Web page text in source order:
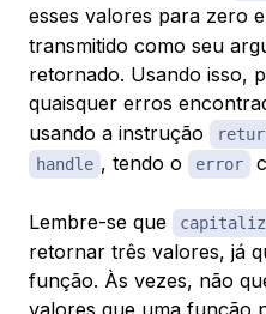
esses valores para zero
transmitido como seu
retornado. Usando isso,
quaisquer erros
usando a instrução
handle , tendo o error
Lembre-se que
retornar três valores, já
função. Às vezes, não